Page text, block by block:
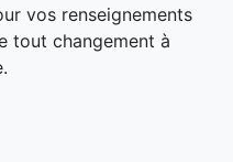
vos renseignements
tout changement à